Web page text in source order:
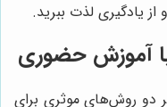
یادگیری لذت ببرید.
با آموزش حضوری
دو روش‌های موثری برای